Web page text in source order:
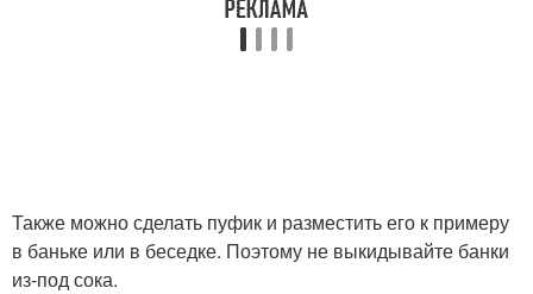
Также можно сделать пуфик и разместить его к примеру
в баньке или в беседке. Поэтому не выкидывайте банки
из-под сока.